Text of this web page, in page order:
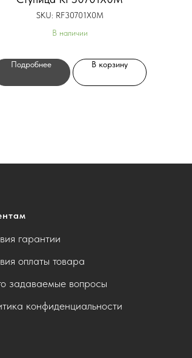
SKU: RF30701X0M
В наличии
Подробнее В корзину
гарантии
оплаты товара
задаваемые вопросы
конфиденциальности